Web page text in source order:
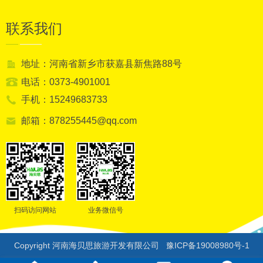
联系我们
地址：河南省新乡市获嘉县新焦路88号
电话：0373-4901001
手机：15249683733
邮箱：878255445@qq.com
扫码访问网站 业务微信号
Copyright 河南海贝思旅游开发有限公司 豫ICP备19008980号-1